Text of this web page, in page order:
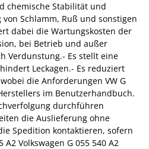
chemische Stabilität und
Schlamm, Ruß und sonstigen
dabei die Wartungskosten der
bei Betrieb und außer
Verdunstung.- Es stellt eine
Leckagen.- Es reduziert
die Anforderungen VW G
im Benutzerhandbuch.
durchführen
die Auslieferung ohne
Spedition kontaktieren, sofern
Volkswagen G 055 540 A2